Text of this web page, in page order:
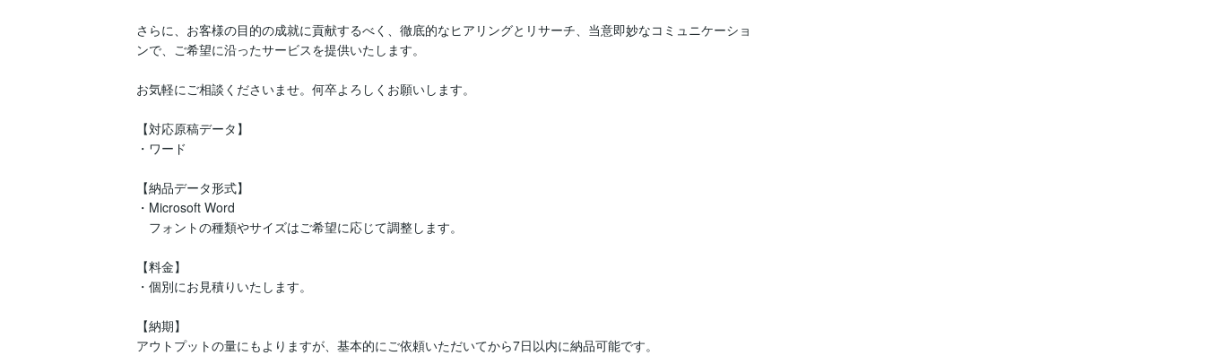
さらに、お客様の目的の成就に貢献するべく、徹底的なヒアリングとリサーチ、当意即妙なコミュニケーショ
ンで、ご希望に沿ったサービスを提供いたします。
お気軽にご相談くださいませ。何卒よろしくお願いします。
【対応原稿データ】
・ワード
【納品データ形式】
・Microsoft Word
フォントの種類やサイズはご希望に応じて調整します。
【料金】
・個別にお見積りいたします。
【納期】
アウトプットの量にもよりますが、基本的にご依頼いただいてから7日以内に納品可能です。